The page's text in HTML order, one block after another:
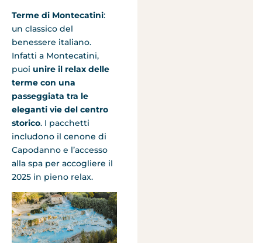
Terme di Montecatini:
un classico del
benessere italiano.
Infatti a Montecatini,
puoi unire il relax delle
terme con una
passeggiata tra le
eleganti vie del centro
storico. I pacchetti
includono il cenone di
Capodanno e l’accesso
alla spa per accogliere il
2025 in pieno relax.